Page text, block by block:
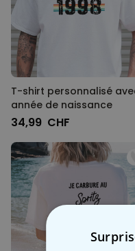
T-shirt personnalisé
année de naissance
34,99 CHF